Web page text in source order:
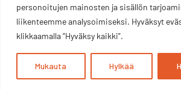
personoitujen mainosten ja sisällön
liikenteemme analysoimiseksi. Hyväksyt
klikkaamalla ”Hyväksy kaikki”.
Mukauta Hylkää
Tietosuojaseloste